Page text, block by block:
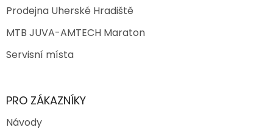
Prodejna Uherské Hradiště
MTB JUVA-AMTECH Maraton
Servisní místa
PRO ZÁKAZNÍKY
Návody